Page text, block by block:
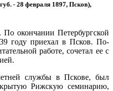
- 28 февраля 1897, Псков),
По окончании Петербургс­кой
году приехал в Псков. По­
работе, сочетал ее с
службы в Пскове, был
Рижскую семинарию,